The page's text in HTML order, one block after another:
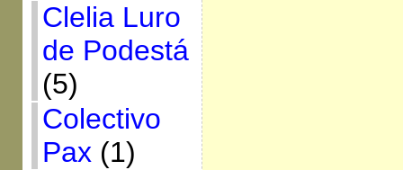
Clelia Luro
de Podestá
(5)
Colectivo
Pax (1)